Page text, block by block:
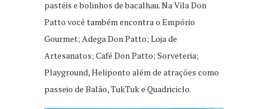
pastéis e bolinhos de bacalhau. Na Vila Don
Patto você também encontra o Empório
Gourmet; Adega Don Patto; Loja de
Artesanatos; Café Don Patto; Sorveteria;
Playground, Heliponto além de atrações como
passeio de Balão, TukTuk e Quadriciclo.